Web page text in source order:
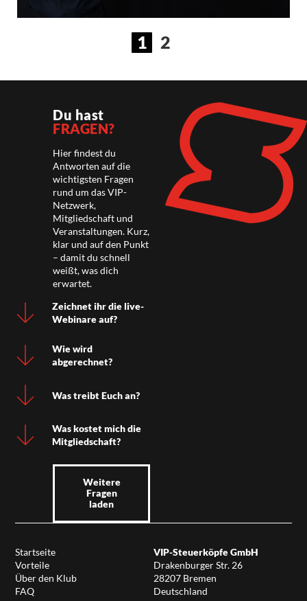
1 2
Du hast
FRAGEN?
Hier findest du
Antworten auf die
wichtigsten Fragen
rund um das VIP-
Netzwerk,
Mitgliedschaft und
Veranstaltungen. Kurz,
klar und auf den Punkt
– damit du schnell
weißt, was dich
erwartet.
Zeichnet ihr die live-
Webinare auf?
Wie wird
abgerechnet?
Was treibt Euch an?
Was kostet mich die
Mitgliedschaft?
Weitere
Fragen
laden
Startseite
Vorteile
Über den Klub
FAQ
VIP-Steuerköpfe GmbH
Drakenburger Str. 26
28207 Bremen
Deutschland